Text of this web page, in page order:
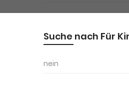
Suche nach Für
nein